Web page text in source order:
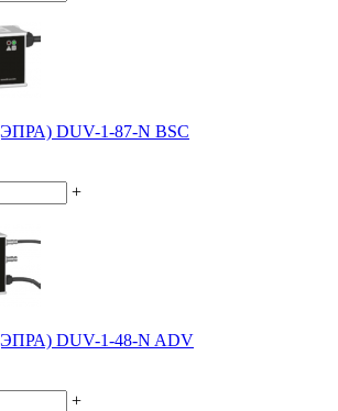
DUV-1-87-N BSC
+
DUV-1-48-N ADV
+